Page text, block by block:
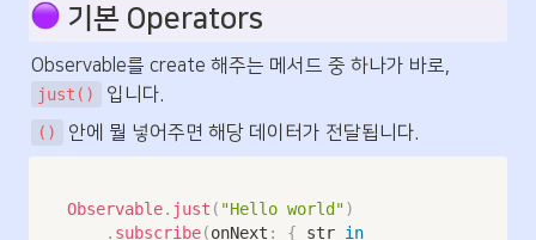
기본 Operators
just() 입니다.
() 안에 뭘 넣어주면 해당 데이터가 전달됩니다.
Observable. just ( "Hello world")
. subscribe(onNext : { str in